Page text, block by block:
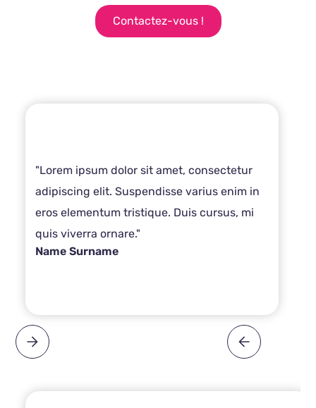
Contactez-vous !
"Lorem ipsum dolor sit amet, consectetur
adipiscing elit. Suspendisse varius enim in
eros elementum tristique. Duis cursus, mi
quis viverra ornare."
Name Surname